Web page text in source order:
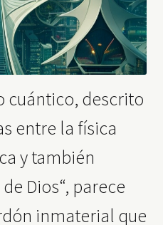
cuántico, descrito
entre la física
y también
Dios“, parece
inmaterial que